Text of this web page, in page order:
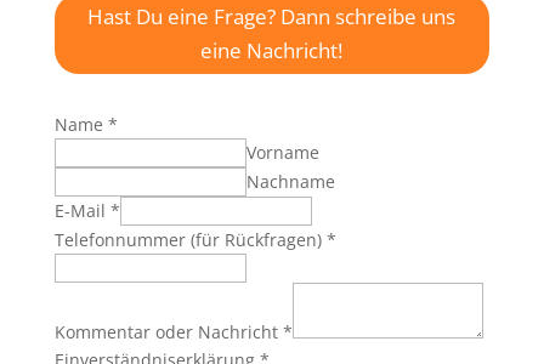
Hast Du eine Frage? Dann schreibe uns
eine Nachricht!
Name *
Vorname
Nachname
E-Mail *
Telefonnummer (für Rückfragen) *
Kommentar oder Nachricht *